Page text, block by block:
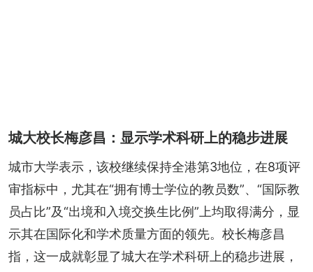
城大校长梅彦昌：显示学术科研上的稳步进展
城市大学表示，该校继续保持全港第3地位，在8项评
审指标中，尤其在“拥有博士学位的教员数”、“国际教
员占比”及“出境和入境交换生比例”上均取得满分，显
示其在国际化和学术质量方面的领先。校长梅彦昌
指，这一成就彰显了城大在学术科研上的稳步进展，